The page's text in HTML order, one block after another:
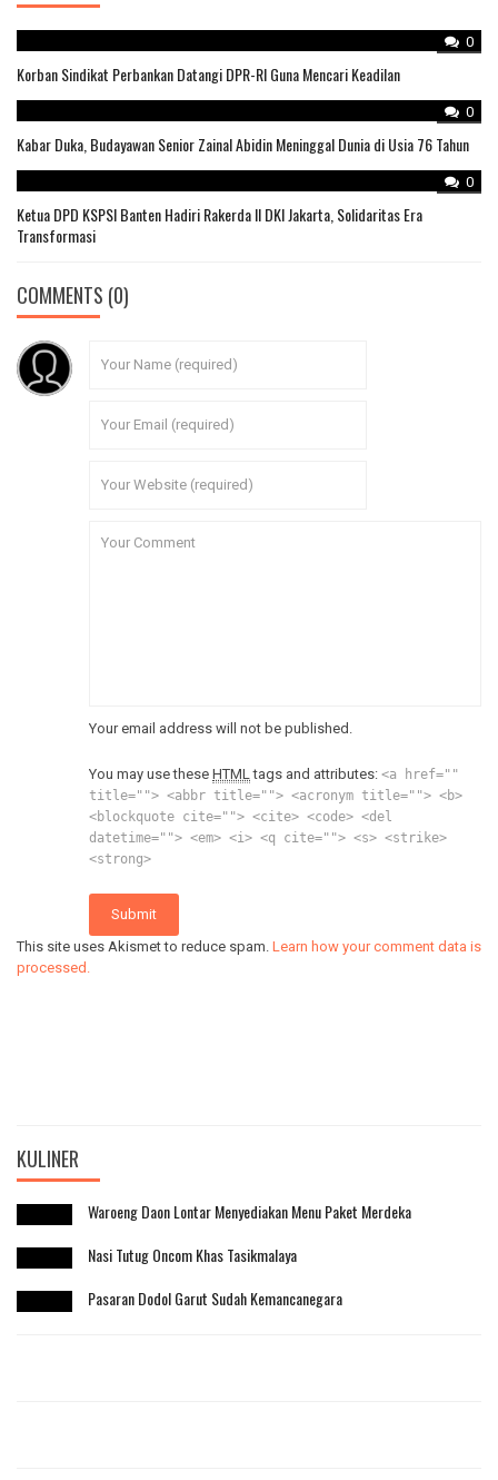
0
Korban Sindikat Perbankan Datangi DPR-RI Guna Mencari Keadilan
0
Kabar Duka, Budayawan Senior Zainal Abidin Meninggal Dunia di Usia 76 Tahun
0
Ketua DPD KSPSI Banten Hadiri Rakerda II DKI Jakarta, Solidaritas Era
Transformasi
COMMENTS (0)
Your email address will not be published.
You may use these HTML tags and attributes: <a href=""
title=""> <abbr title=""> <acronym title=""> <b>
<blockquote cite=""> <cite> <code> <del
datetime=""> <em> <i> <q cite=""> <s> <strike>
<strong>
Submit
This site uses Akismet to reduce spam. Learn how your comment data is
processed.
KULINER
Waroeng Daon Lontar Menyediakan Menu Paket Merdeka
Nasi Tutug Oncom Khas Tasikmalaya
Pasaran Dodol Garut Sudah Kemancanegara